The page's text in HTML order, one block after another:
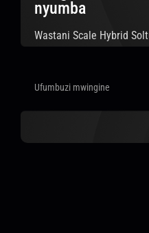
nyumba
Wastani Scale Hybrid
Ufumbuzi mwingine